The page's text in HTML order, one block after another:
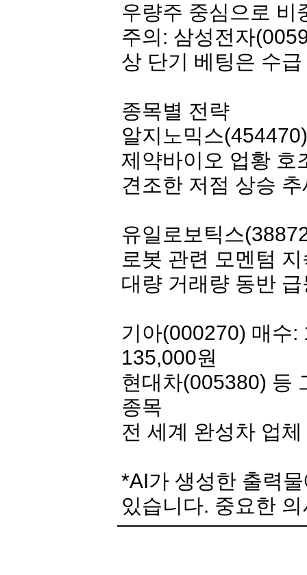
우량주 중심으로 비
주의: 삼성전자
상 단기 베팅은 수
종목별 전략
알지노믹스(454470)
제약바이오 업황 호
견조한 저점 상승
유일로보틱스
로봇 관련 모멘텀
대량 거래량 동반
기아(000270) 매수:
135,000원
현대차(005380) 등
종목
전 세계 완성차 업
*AI가 생성한 출력
있습니다. 중요한